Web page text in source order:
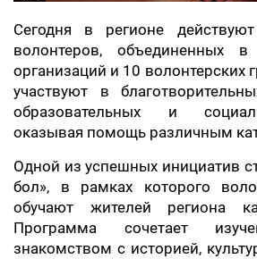
Сегодня в регионе
волонтеров, объединенных
организаций и 10 волонтерских
участвуют в
образовательных и
оказывая помощь различным
Одной из успешных инициатив
бол», в рамках которого
обучают жителей региона
Программа сочетает
знакомством с историей,